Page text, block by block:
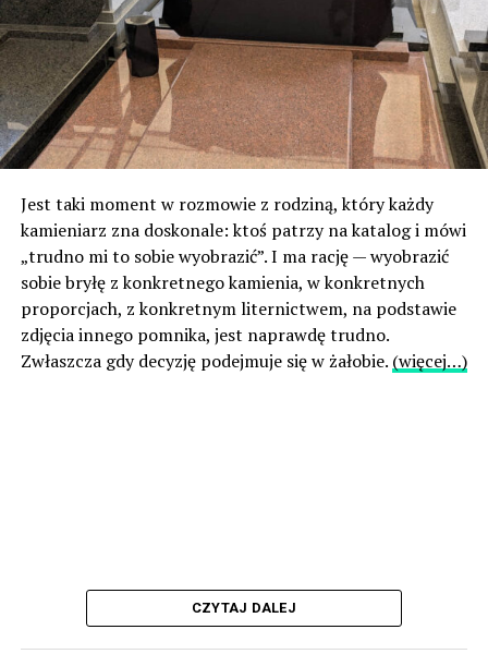
Jest taki moment w rozmowie z rodziną, który każdy
kamieniarz zna doskonale: ktoś patrzy na katalog i mówi
„trudno mi to sobie wyobrazić”. I ma rację — wyobrazić
sobie bryłę z konkretnego kamienia, w konkretnych
proporcjach, z konkretnym liternictwem, na podstawie
zdjęcia innego pomnika, jest naprawdę trudno.
Zwłaszcza gdy decyzję podejmuje się w żałobie. (więcej…)
CZYTAJ DALEJ